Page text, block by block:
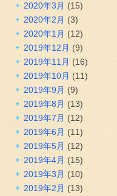
2020年3月 (15)
2020年2月 (3)
2020年1月 (12)
2019年12月 (9)
2019年11月 (16)
2019年10月 (11)
2019年9月 (9)
2019年8月 (13)
2019年7月 (12)
2019年6月 (11)
2019年5月 (12)
2019年4月 (15)
2019年3月 (10)
2019年2月 (13)